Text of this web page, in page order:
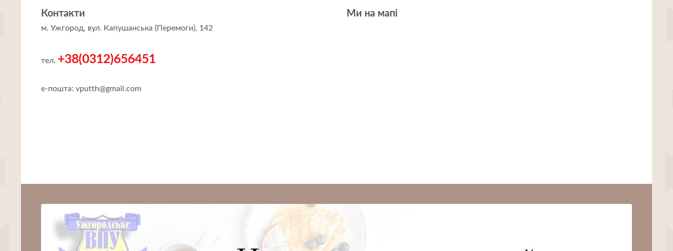
Контакти
м. Ужгород, вул. Капушанська (Перемоги), 142
тел. +38(0312)656451
е-пошта: vputth@gmail.com
Ми на мапі